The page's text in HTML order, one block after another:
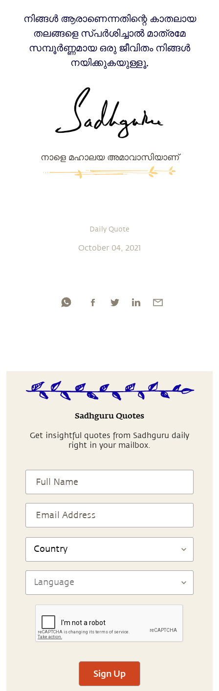
നിങ്ങൾ ആരാണെന്നതിന്റെ കാതലായ
തലങ്ങളെ സ്പർശിച്ചാൽ മാത്രമേ
സമ്പൂർണ്ണമായ ഒരു ജീവിതം നിങ്ങൾ
നയിക്കുകയുള്ളൂ.
നാളെ മഹാലയ അമാവാസിയാണ്
Daily Quote
October 04, 2021
Sadhguru Quotes
Get insightful quotes from Sadhguru daily
right in your mailbox.
Sign Up